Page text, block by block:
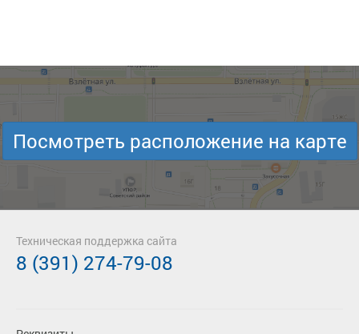
Посмотреть расположение на карте
Техническая поддержка сайта
8 (391) 274-79-08